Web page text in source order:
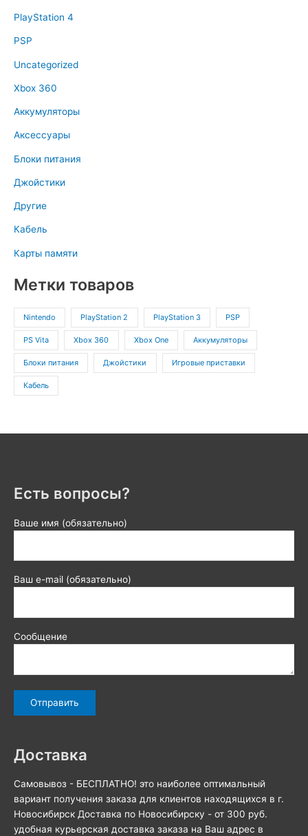
PlayStation 4
PSP
Uncategorized
Xbox 360
Аккумуляторы
Аксессуары
Блоки питания
Джойстики
Другие
Кабель
Карты памяти
Метки товаров
Nintendo PlayStation 2 PlayStation 3 PSP
PS Vita Xbox 360 Xbox One Аккумуляторы
Блоки питания Джойстики Игровые приставки
Кабель
Есть вопросы?
Ваше имя (обязательно)
Ваш e-mail (обязательно)
Сообщение
Доставка
Самовывоз - БЕСПЛАТНО! это наиболее оптимальный
вариант получения заказа для клиентов находящихся в г.
Новосибирск Доставка по Новосибирску - от 300 руб.
удобная курьерская доставка заказа на Ваш адрес в